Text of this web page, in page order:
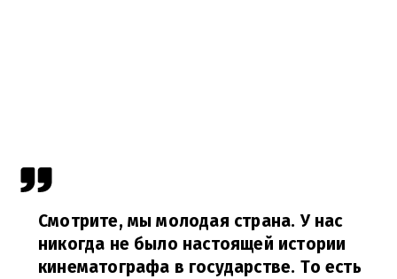
Смотрите, мы молодая страна. У нас
никогда не было настоящей истории
кинематографа в государстве. То есть